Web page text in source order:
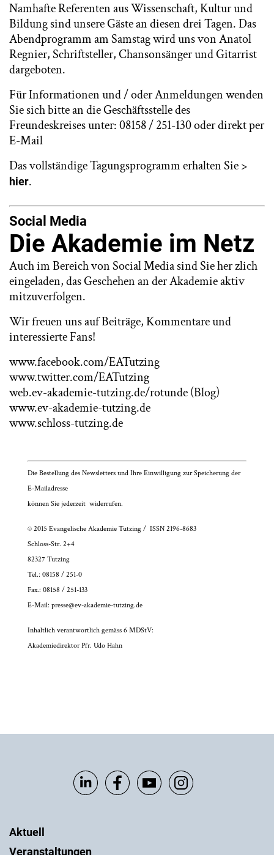
Namhafte Referenten aus Wissenschaft, Kultur und
Bildung sind unsere Gäste an diesen drei Tagen. Das
Abendprogramm am Samstag wird uns von Anatol
Regnier, Schriftsteller, Chansonsänger und Gitarrist
dargeboten.
Für Informationen und / oder Anmeldungen wenden
Sie sich bitte an die Geschäftsstelle des
Freundeskreises unter: 08158 / 251-130 oder direkt per
E-Mail
Das vollständige Tagungsprogramm erhalten Sie >
hier.
Social Media
Die Akademie im Netz
Auch im Bereich von Social Media sind Sie her zlich
eingeladen, das Geschehen an der Akademie aktiv
mitzuverfolgen.
Wir freuen uns auf Beiträge, Kommentare und
interessierte Fans!
www.facebook.com/EATutzing
www.twitter.com/EATutzing
web.ev-akademie-tutzing.de/rotunde(Blog)
www.ev-akademie-tutzing.de
www.schloss-tutzing.de
Die Bestellung des Newsletters und Ihre Einwilligung zur Speicherung der
E-Mailadresse
können Sie jederzeit widerrufen.
© 2015 Evangelische Akademie Tutzing / ISSN 2196-8683
Schloss-Str. 2+4
82327 Tutzing
Tel.: 08158 / 251-0
Fax.: 08158 / 251-133
E-Mail: presse@ev-akademie-tutzing.de
Inhaltlich verantwortlich gemäss 6 MDStV:
Akademiedirektor Pfr. Udo Hahn
Aktuell
Veranstaltungen